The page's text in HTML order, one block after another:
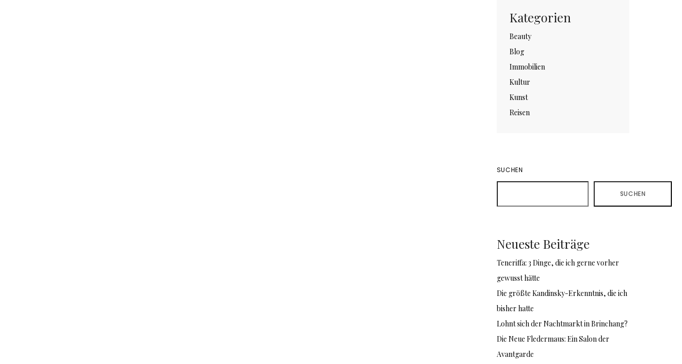
Kategorien
Beauty
Blog
Immobilien
Kultur
Kunst
Reisen
SUCHEN
SUCHEN
Neueste Beiträge
Teneriffa: 3 Dinge, die ich gerne vorher
gewusst hätte
Die größte Kandinsky-Erkenntnis, die ich
bisher hatte
Lohnt sich der Nachtmarkt in Brinchang?
Die Neue Fledermaus: Ein Salon der
Avantgarde